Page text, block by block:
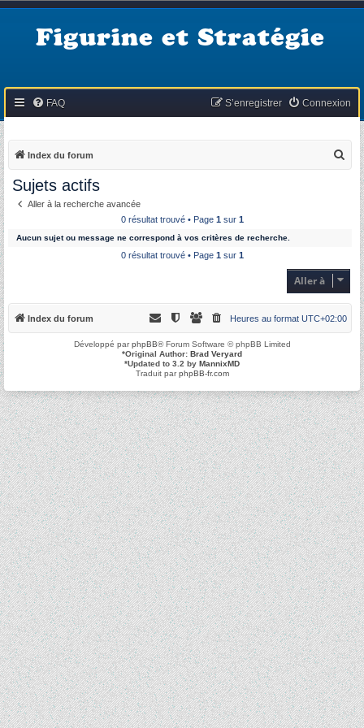
Figurine et Stratégie
FAQ Connexion
S’enregistrer
Index du forum
c
Sujets actifs
Aller à la recherche avancée
0 résultat trouvé • Page 1 sur 1
Aucun sujet ou message ne correspond à vos critères de recherche.
0 résultat trouvé • Page 1 sur 1
Aller à
Index du forum Heures au format UTC+02:00
Développé parphpBB® Forum Software © phpBB Limited
*Original Author: Brad Veryard
*Updated to 3.2 by MannixMD
Traduit parphpBB-fr.com